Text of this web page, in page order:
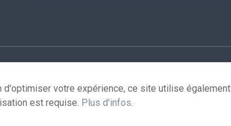
votre expérience, ce site utilise également
est requise. Plus d'infos.